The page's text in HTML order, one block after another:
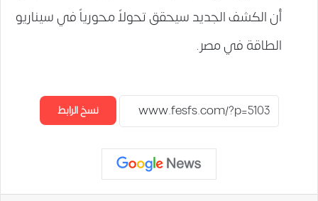
أن الكشف الجديد سيحقق تحولاً محورياً في سيناريو
الطاقة في مصر.
نسخ الرابط